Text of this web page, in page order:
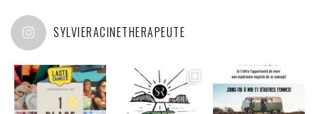
SYLVIERACINETHERAPEUTE